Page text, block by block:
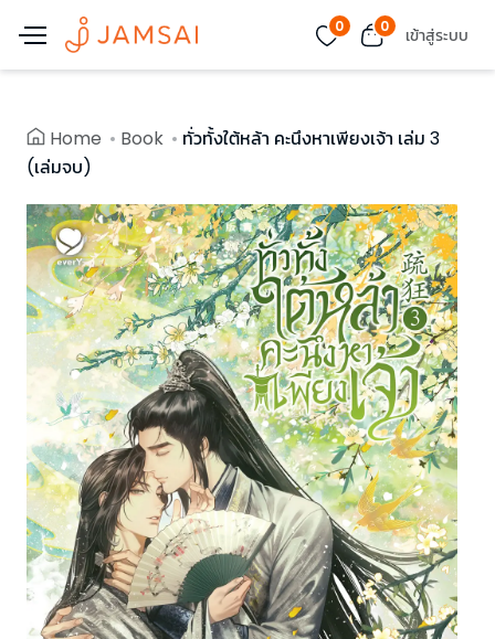
0 0 เข้าสู่ระบบ
Home Book
ทั่วทั้งใต้หล้า คะนึงหาเพียงเจ้า เล่ม 3
(เล่มจบ)